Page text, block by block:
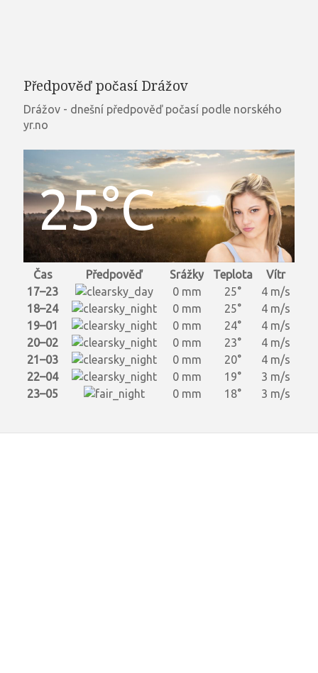
Předpověď počasí Drážov
Drážov - dnešní předpověď počasí podle norského
yr.no
25°C
Čas Předpověď Srážky Teplota
Vítr
17–23
0 mm 25°
4 m/s
18–24
0 mm 25°
4 m/s
19–01
0 mm 24°
4 m/s
20–02
0 mm 23°
4 m/s
21–03
0 mm 20°
4 m/s
22–04
0 mm 19°
3 m/s
23–05
0 mm 18° 3 m/s